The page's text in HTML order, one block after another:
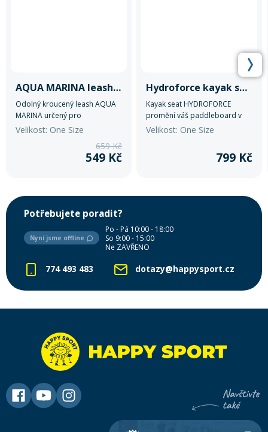
AQUA MARINA leash Coil 10'/7mm
Odolný kroucený leash AQUA
MARINA určený pro
paddleboarding a vodní
Velikost: One Size
659 Kč
549 Kč
Hydroforce kayak seat
Kayak seat HYDROFORCE
promění váš paddleboard v
kajak.
Velikost: One Size
799 Kč
Potřebujete poradit?
Nyní jsme offline
Po - Pá 10:00 - 18:00
So 9:00 - 15:00
Ne ZAVŘENO
774 493 483 dotazy@happysport.cz